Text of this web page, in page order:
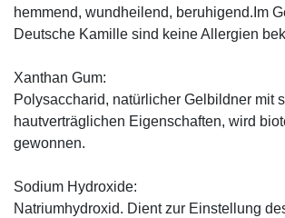
hemmend, wundheilend, beruhigend.Im
Deutsche Kamille sind keine Allergien
Xanthan Gum:
Polysaccharid, natürlicher Gelbildner mit
hautverträglichen Eigenschaften, wird
gewonnen.
Sodium Hydroxide:
Natriumhydroxid. Dient zur Einstellung